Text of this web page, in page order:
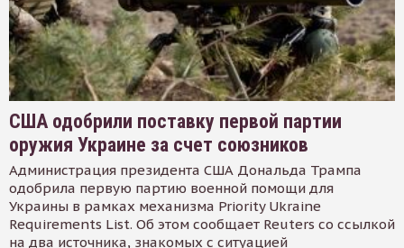
США одобрили поставку первой партии
оружия Украине за счет союзников
Администрация президента США Дональда Трампа
одобрила первую партию военной помощи для
Украины в рамках механизма Priority Ukraine
Requirements List. Об этом сообщает Reuters со ссылкой
на два источника, знакомых с ситуацией